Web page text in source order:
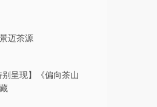
迈茶源
别呈现】《偏向茶山